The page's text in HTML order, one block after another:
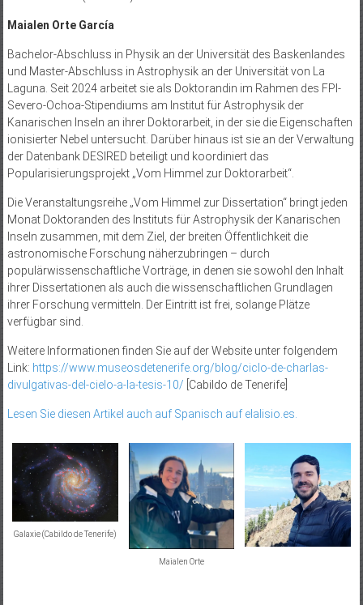
Maialen Orte García
Bachelor-Abschluss in Physik an der Universität des Baskenlandes
und Master-Abschluss in Astrophysik an der Universität von La
Laguna. Seit 2024 arbeitet sie als Doktorandin im Rahmen des FPI-
Severo-Ochoa-Stipendiums am Institut für Astrophysik der
Kanarischen Inseln an ihrer Doktorarbeit, in der sie die Eigenschaften
ionisierter Nebel untersucht. Darüber hinaus ist sie an der Verwaltung
der Datenbank DESIRED beteiligt und koordiniert das
Popularisierungsprojekt „Vom Himmel zur Doktorarbeit“.
Die Veranstaltungsreihe „Vom Himmel zur Dissertation“ bringt jeden
Monat Doktoranden des Instituts für Astrophysik der Kanarischen
Inseln zusammen, mit dem Ziel, der breiten Öffentlichkeit die
astronomische Forschung näherzubringen – durch
populärwissenschaftliche Vorträge, in denen sie sowohl den Inhalt
ihrer Dissertationen als auch die wissenschaftlichen Grundlagen
ihrer Forschung vermitteln. Der Eintritt ist frei, solange Plätze
verfügbar sind.
Weitere Informationen finden Sie auf der Website unter folgendem
Link: https://www.museosdetenerife.org/blog/ciclo-de-charlas-
divulgativas-del-cielo-a-la-tesis-10/ [Cabildo de Tenerife]
Lesen Sie diesen Artikel auch auf Spanisch auf elalisio.es.
Galaxie (Cabildo de Tenerife)
Maialen Orte